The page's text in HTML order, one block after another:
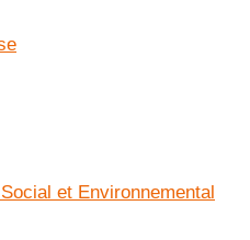
et Environnemental